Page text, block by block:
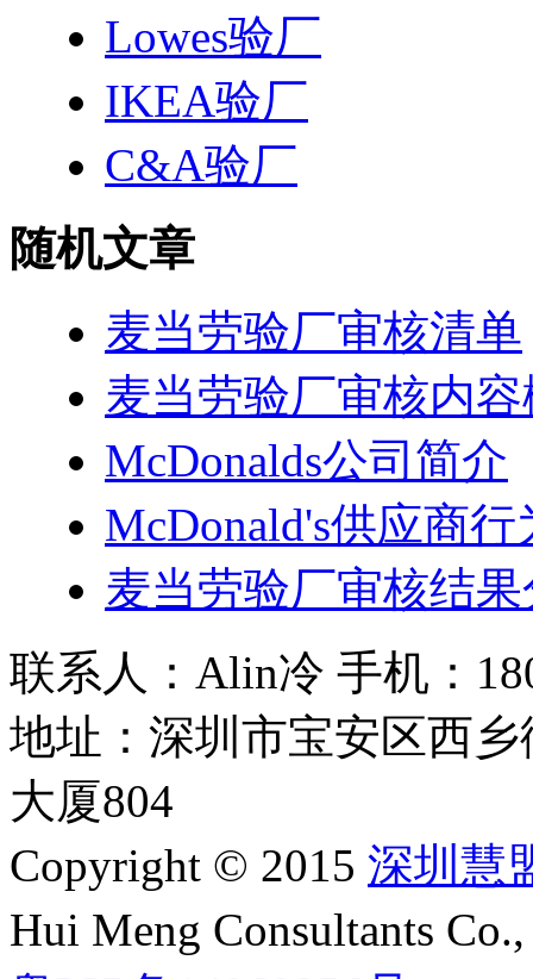
Lowes验厂
IKEA验厂
C&A验厂
随机文章
麦当劳验厂审核清单
麦当劳验厂审核内
McDonalds公司简介
McDonald's供应商行
麦当劳验厂审核结
联系人：Alin冷 手机：
地址：深圳市宝安区西
大厦804
Copyright © 2015 深圳慧
Hui Meng Consultants